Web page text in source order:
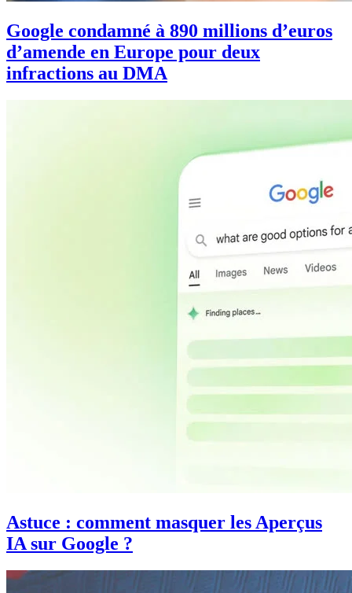
Google condamné à 890 millions d’euros
d’amende en Europe pour deux
infractions au DMA
Astuce : comment masquer les Aperçus
IA sur Google ?